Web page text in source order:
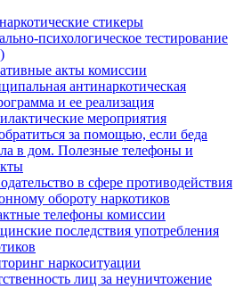
стикеры
психологическое тестирование
акты комиссии
антинаркотическая
и ее реализация
мероприятия
за помощью, если беда
в дом. Полезные телефоны и
в сфере противодействия
обороту наркотиков
телефоны комиссии
последствия употребления
наркоситуации
лиц за неуничтожение